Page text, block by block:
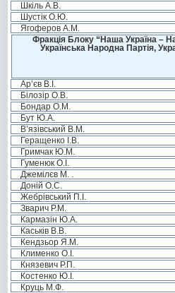
Шкіль А.В.
Шустік О.Ю.
Ягоферов А.М.
Фракція Блоку “Наша Україна –
Українська Народна Партія,
Ар’єв В.І.
Білозір О.В.
Бондар О.М.
Бут Ю.А.
В’язівський В.М.
Геращенко І.В.
Гримчак Ю.М.
Гуменюк О.І.
Джемілєв М. .
Доній О.С.
Жебрівський П.І.
Зварич Р.М.
Кармазін Ю.А.
Каськів В.В.
Кендзьор Я.М.
Клименко О.І.
Князевич Р.П.
Костенко Ю.І.
Круць М.Ф.